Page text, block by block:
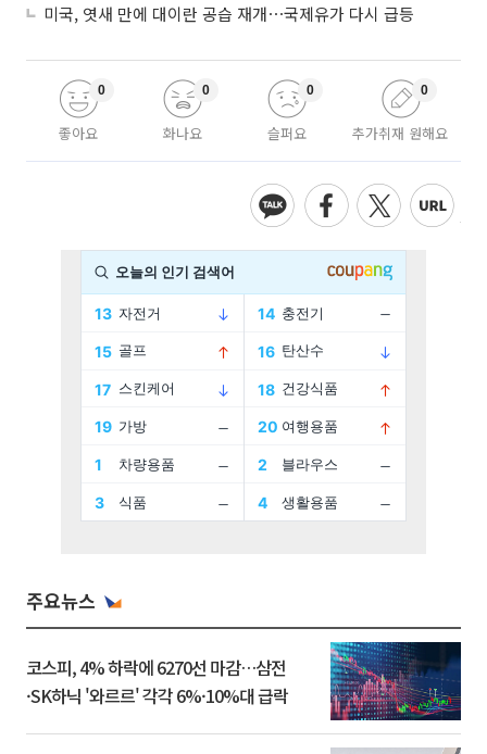
미국, 엿새 만에 대이란 공습 재개⋯국제유가 다시 급등
좋아요
0
화나요
0
슬퍼요
0
추가취재 원해요
0
주요뉴스
코스피, 4% 하락에 6270선 마감…삼전
·SK하닉 '와르르' 각각 6%·10%대 급락